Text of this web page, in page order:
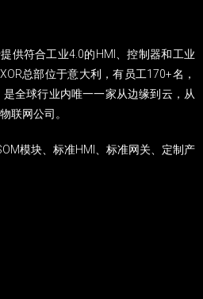
供符合工业4.0的HMI、控制器和工业
总部位于意大利，有员工170+名，
全球行业内唯一一家从边缘到云，从
联网公司。
模块、标准HMI、标准网关、定制产